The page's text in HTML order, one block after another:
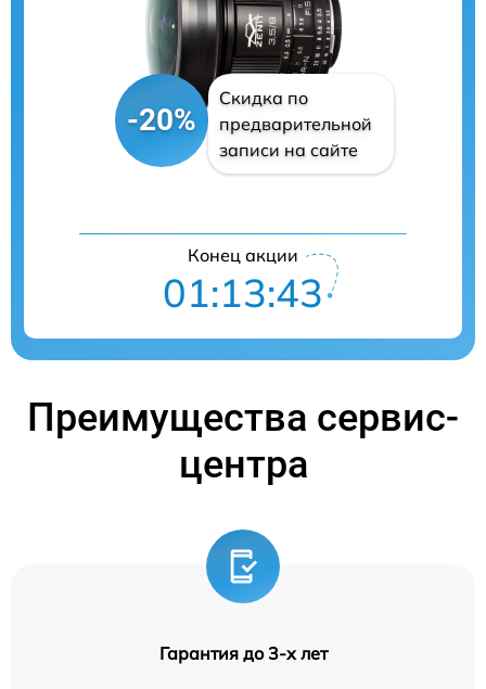
-20%
Скидка по
предварительной
записи на сайте
Конец акции
01:13:42
Преимущества сервис-
центра
Гарантия до 3-х лет